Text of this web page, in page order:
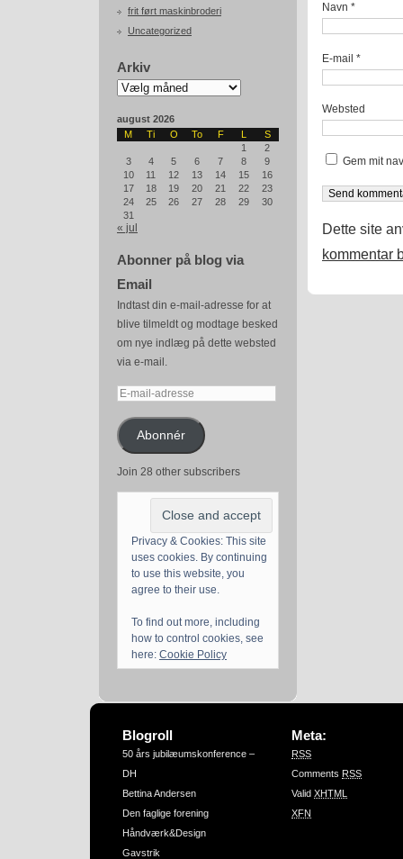
frit ført maskinbroderi
Uncategorized
Arkiv
Arkiv
august 2026
M
Ti O To F L
S
1
2
3
4 5 6 7 8
9
10
11 12 13 14 15
16
17
18 19 20 21 22
23
24
25 26 27 28 29
30
31
« jul
Abonner på blog via
Email
Indtast din e-mail-adresse for at
blive tilmeldt og modtage besked
om nye indlæg på dette websted
via e-mail.
E-
adresseAbonnér
Join 28 other subscribers
Privacy & Cookies: This site
uses cookies. By continuing
to use this website, you
agree to their use.
To find out more, including
how to control cookies, see
here: Cookie Policy
Navn *
E-mail *
Websted
Gem mit
Dette site
kommentar
Blogroll
50 års jubilæumskonference –
DH
Bettina Andersen
Den faglige forening
Håndværk&Design
Gavstrik
Meta:
RSS
Comments RSS
Valid XHTML
XFN